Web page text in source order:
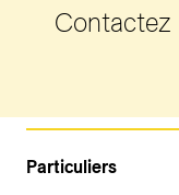
Contactez
Particuliers